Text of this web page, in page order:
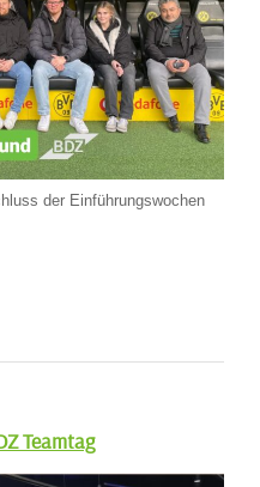
der Einführungswochen
Teamtag